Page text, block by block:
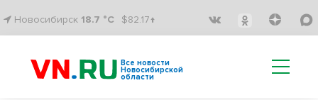
Новосибирск 18.7 °C $82.17↑
Все новости
Новосибирской
области